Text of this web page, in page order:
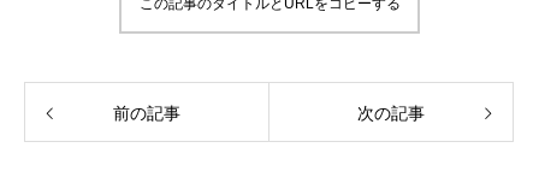
この記事のタイトルとURLをコピーする
前の記事 次の記事